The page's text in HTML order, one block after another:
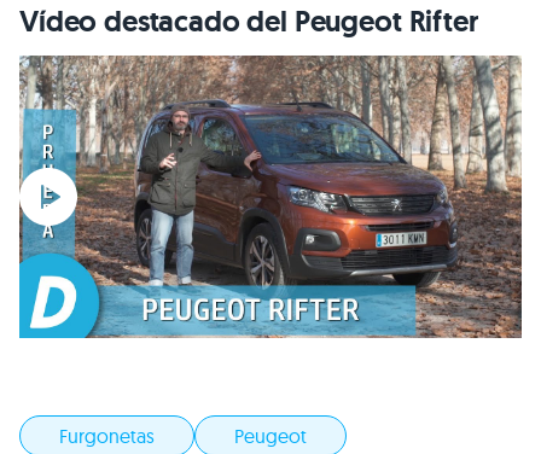
Vídeo destacado del Peugeot Rifter
Furgonetas
Peugeot